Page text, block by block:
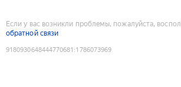
Если у вас возникли проблемы, пожалуйста,
обратной связи
9180930648444770681 :1786073969